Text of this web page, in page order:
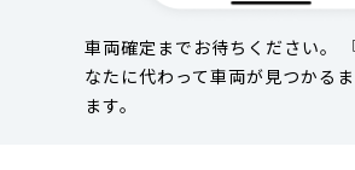
車両確定までお待ちください。
なたに代わって車両が見つかる
ます。